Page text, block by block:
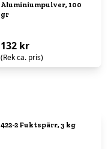
Aluminiumpulver, 100
gr
132 kr
(Rek ca. pris)
422-2 Fuktspärr, 3 kg